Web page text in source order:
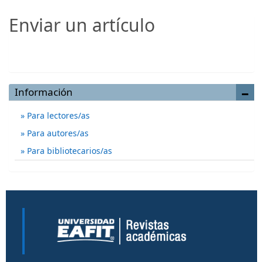
Enviar un artículo
Información
Para lectores/as
Para autores/as
Para bibliotecarios/as